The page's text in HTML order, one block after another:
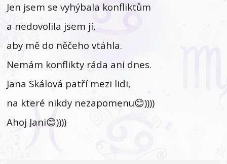
Jen jsem se vyhýbala konfliktům
a nedovolila jsem jí,
aby mě do něčeho vtáhla.
Nemám konflikty ráda ani dnes.
Jana Skálová patří mezi lidi,
na které nikdy nezapomenu😊))))
Ahoj Jani😊))))